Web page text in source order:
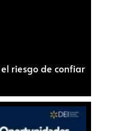
riesgo de confiar